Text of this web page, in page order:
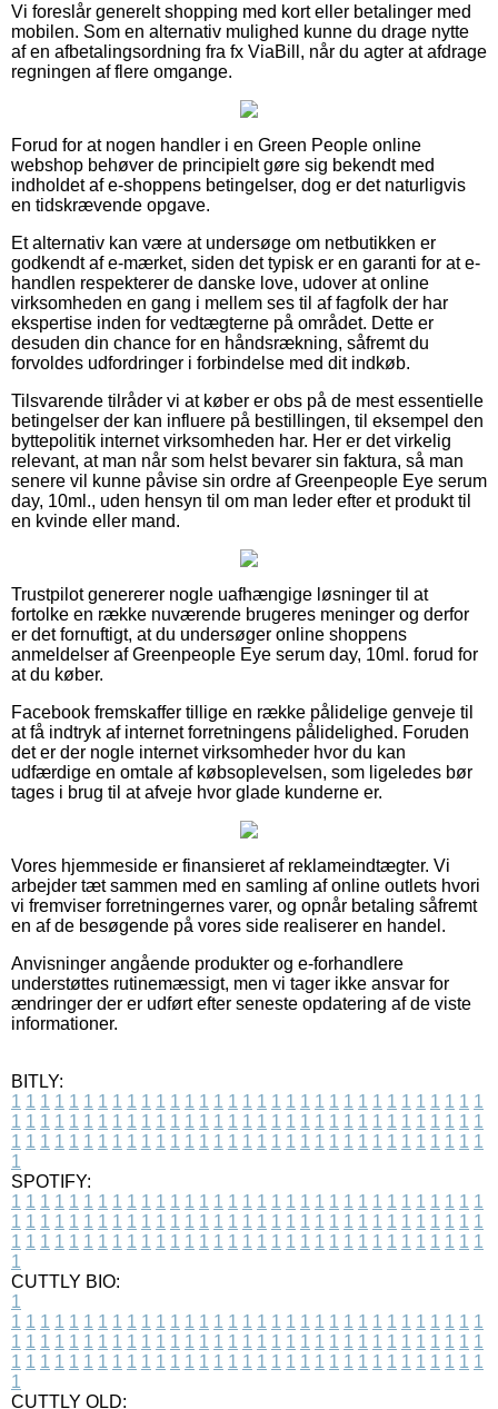
Vi foreslår generelt shopping med kort eller betalinger med
mobilen. Som en alternativ mulighed kunne du drage nytte
af en afbetalingsordning fra fx ViaBill, når du agter at afdrage
regningen af flere omgange.
Forud for at nogen handler i en Green People online
webshop behøver de principielt gøre sig bekendt med
indholdet af e-shoppens betingelser, dog er det naturligvis
en tidskrævende opgave.
Et alternativ kan være at undersøge om netbutikken er
godkendt af e-mærket, siden det typisk er en garanti for at e-
handlen respekterer de danske love, udover at online
virksomheden en gang i mellem ses til af fagfolk der har
ekspertise inden for vedtægterne på området. Dette er
desuden din chance for en håndsrækning, såfremt du
forvoldes udfordringer i forbindelse med dit indkøb.
Tilsvarende tilråder vi at køber er obs på de mest essentielle
betingelser der kan influere på bestillingen, til eksempel den
byttepolitik internet virksomheden har. Her er det virkelig
relevant, at man når som helst bevarer sin faktura, så man
senere vil kunne påvise sin ordre af Greenpeople Eye serum
day, 10ml., uden hensyn til om man leder efter et produkt til
en kvinde eller mand.
Trustpilot genererer nogle uafhængige løsninger til at
fortolke en række nuværende brugeres meninger og derfor
er det fornuftigt, at du undersøger online shoppens
anmeldelser af Greenpeople Eye serum day, 10ml. forud for
at du køber.
Facebook fremskaffer tillige en række pålidelige genveje til
at få indtryk af internet forretningens pålidelighed. Foruden
det er der nogle internet virksomheder hvor du kan
udfærdige en omtale af købsoplevelsen, som ligeledes bør
tages i brug til at afveje hvor glade kunderne er.
Vores hjemmeside er finansieret af reklameindtægter. Vi
arbejder tæt sammen med en samling af online outlets hvori
vi fremviser forretningernes varer, og opnår betaling såfremt
en af de besøgende på vores side realiserer en handel.
Anvisninger angående produkter og e-forhandlere
understøttes rutinemæssigt, men vi tager ikke ansvar for
ændringer der er udført efter seneste opdatering af de viste
informationer.
BITLY:
1 1 1 1 1 1 1 1 1 1 1 1 1 1 1 1 1 1 1 1 1 1 1 1 1 1 1 1 1 1 1 1 1
1 1 1 1 1 1 1 1 1 1 1 1 1 1 1 1 1 1 1 1 1 1 1 1 1 1 1 1 1 1 1 1 1
1 1 1 1 1 1 1 1 1 1 1 1 1 1 1 1 1 1 1 1 1 1 1 1 1 1 1 1 1 1 1 1 1
1
SPOTIFY:
1 1 1 1 1 1 1 1 1 1 1 1 1 1 1 1 1 1 1 1 1 1 1 1 1 1 1 1 1 1 1 1 1
1 1 1 1 1 1 1 1 1 1 1 1 1 1 1 1 1 1 1 1 1 1 1 1 1 1 1 1 1 1 1 1 1
1 1 1 1 1 1 1 1 1 1 1 1 1 1 1 1 1 1 1 1 1 1 1 1 1 1 1 1 1 1 1 1 1
1
CUTTLY BIO:
1
1 1 1 1 1 1 1 1 1 1 1 1 1 1 1 1 1 1 1 1 1 1 1 1 1 1 1 1 1 1 1 1 1
1 1 1 1 1 1 1 1 1 1 1 1 1 1 1 1 1 1 1 1 1 1 1 1 1 1 1 1 1 1 1 1 1
1 1 1 1 1 1 1 1 1 1 1 1 1 1 1 1 1 1 1 1 1 1 1 1 1 1 1 1 1 1 1 1 1
1
CUTTLY OLD: